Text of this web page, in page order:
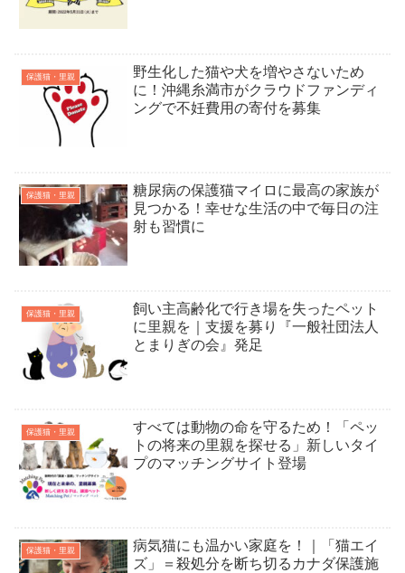
保護猫・里親
野生化した猫や犬を増やさないため
に！沖縄糸満市がクラウドファンディ
ングで不妊費用の寄付を募集
保護猫・里親
糖尿病の保護猫マイロに最高の家族が
見つかる！幸せな生活の中で毎日の注
射も習慣に
保護猫・里親
飼い主高齢化で行き場を失ったペット
に里親を｜支援を募り『一般社団法人
とまりぎの会』発足
保護猫・里親
すべては動物の命を守るため！「ペッ
トの将来の里親を探せる」新しいタイ
プのマッチングサイト登場
保護猫・里親
病気猫にも温かい家庭を！｜「猫エイ
ズ」＝殺処分を断ち切るカナダ保護施